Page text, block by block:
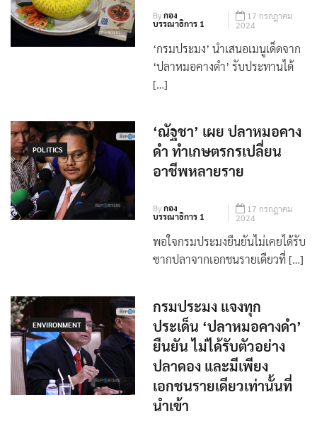
Byกอง
บรรณาธิการ 1
17 กรกฎาคม
2024
‘กรมประมง’ นำเสนอเมนูเด็ดจาก
‘ปลาหมอคางดำ’ รับประทานได้
[…]
POLITICS
‘ณัฐชา’ เผย ปลาหมอคาง
ดำ ทำเกษตรกรเปลี่ยน
อาชีพหลายราย
Byกอง
บรรณาธิการ 1
17 กรกฎาคม
2024
พอใจกรมประมงยืนยันไม่เคยได้รับ
ซากปลาจากเอกชนรายเดียวที่ […]
ENVIRONMENT
กรมประมง แจงทุก
ประเด็น ‘ปลาหมอคางดำ’
ยืนยัน ไม่ได้รับตัวอย่าง
ปลาดอง และมีเพียง
เอกชนรายเดียวเท่านั้นที่
นำเข้า